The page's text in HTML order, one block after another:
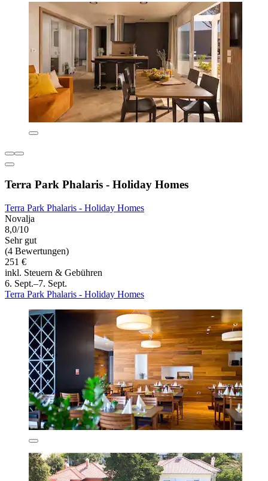
Terra Park Phalaris - Holiday Homes
Terra Park Phalaris - Holiday Homes
Novalja
8,0/10
Sehr gut
(4 Bewertungen)
251 €
inkl. Steuern & Gebühren
6. Sept.–7. Sept.
Terra Park Phalaris - Holiday Homes